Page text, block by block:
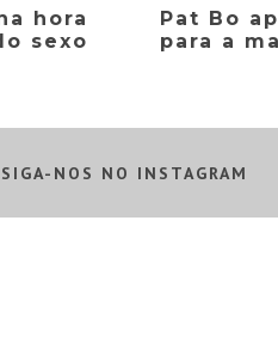
hora
sexo
Pat Bo
para a
SIGA-NOS NO INSTAGRAM